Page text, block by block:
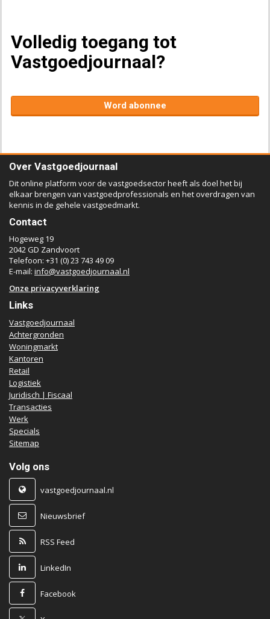
Volledig toegang tot
Vastgoedjournaal?
Word abonnee
Over Vastgoedjournaal
Dit online platform voor de vastgoedsector heeft als doel het bij
elkaar brengen van vastgoedprofessionals en het overdragen van
kennis in de gehele vastgoedmarkt.
Contact
Hogeweg 19
2042 GD Zandvoort
Telefoon: +31 (0) 23 743 49 09
E-mail: info@vastgoedjournaal.nl
Onze privacyverklaring
Links
Vastgoedjournaal
Achtergronden
Woningmarkt
Kantoren
Retail
Logistiek
Juridisch | Fiscaal
Transacties
Werk
Specials
Sitemap
Volg ons
vastgoedjournaal.nl
Nieuwsbrief
RSS Feed
LinkedIn
Facebook